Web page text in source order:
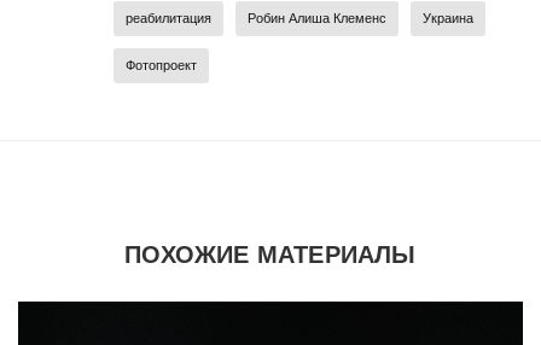
реабилитация Робин Алиша Клеменс Украина
Фотопроект
ПОХОЖИЕ МАТЕРИАЛЫ